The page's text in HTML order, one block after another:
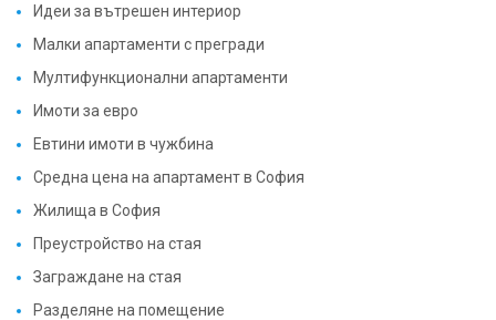
Идеи за вътрешен интериор
Малки апартаменти с прегради
Мултифункционални апартаменти
Имоти за евро
Евтини имоти в чужбина
Средна цена на апартамент в София
Жилища в София
Преустройство на стая
Заграждане на стая
Разделяне на помещение